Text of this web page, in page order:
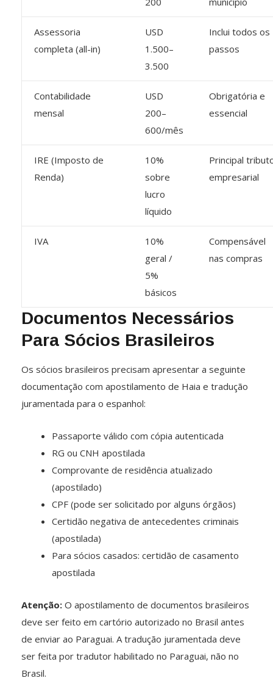
Assessoria
completa (all-in)
USD
1.500–
3.500
Inclui todos os
passos
Contabilidade
mensal
USD
200–
600/mês
Obrigatória e
essencial
IRE (Imposto de
Renda)
10%
sobre
lucro
líquido
Principal
empresarial
IVA
10%
geral /
5%
básicos
Compensável
nas compras
Documentos Necessários
Para Sócios Brasileiros
Os sócios brasileiros precisam apresentar a seguinte
documentação com apostilamento de Haia e tradução
juramentada para o espanhol:
Passaporte válido com cópia autenticada
RG ou CNH apostilada
Comprovante de residência atualizado
(apostilado)
CPF (pode ser solicitado por alguns órgãos)
Certidão negativa de antecedentes criminais
(apostilada)
Para sócios casados: certidão de casamento
apostilada
Atenção: O apostilamento de documentos brasileiros
deve ser feito em cartório autorizado no Brasil antes
de enviar ao Paraguai. A tradução juramentada deve
ser feita por tradutor habilitado no Paraguai, não no
Brasil.